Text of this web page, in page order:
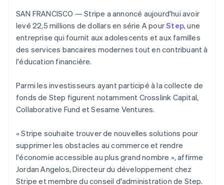
UI flexibles
paiement
Accès à plus
de 125
Terminal
Paiements en
Authorization
Boost
Acceptation
optimisée
Paiements
accélérés
Financial
Connections
Comptes
financiers
Recognition
Comptabilité
automatisée
Stripe Sigma
Rapports
Data Pipeline
des données
l’application
Marketplaces
Gestion financière
Plateformes
SaaS
Par secteur
Entreprises d'IA
créateurs
Hôtellerie, voyages et
loisirs
Assurance
Gérer des
abonnements
Proposer une
facturation à l'usage
Émettre des cartes
bancaires adossées à
services avec des
agents
Ressources
Intégrations
d'applications
Entreprise
Feuille de route
produits
Sessions : conférence
Communiqués de
presse
Stripe Press
Contact
Contacter notre équipe
Devenir partenaire
SAN FRANCISCO — Stripe a annoncé aujourd'hui avoir
levé 22,5 millions de dollars en série A pourStep, une
entreprise qui fournit aux adolescents et aux familles
des services bancaires modernes tout en contribuant à
l'éducation financière.
Parmi les investisseurs ayant participé à la collecte de
fonds de Step figurent notamment Crosslink Capital,
Collaborative Fund et Sesame Ventures.
« Stripe souhaite trouver de nouvelles solutions pour
supprimer les obstacles au commerce et rendre
l'économie accessible au plus grand nombre », affirme
Jordan Angelos, Directeur du développement chez
Stripe et membre du conseil d'administration de Step.
English简体中文
Malte
English
Mexique
Español English
Norvège
Nouvelle-Zélande
English
Pays-Bas
Nederlands English
English
Portugal
Português English
R.A.S. de Hong Kong, Chine
English简体中文